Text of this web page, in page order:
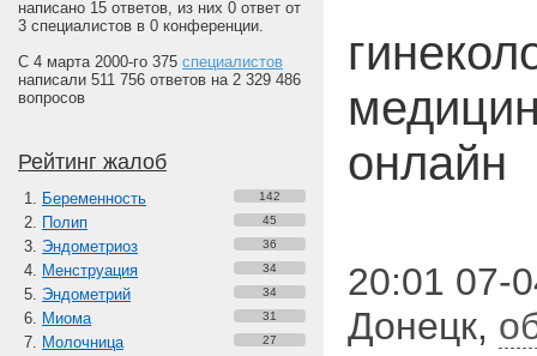
написано 15 ответов, из них 0 ответ от
3 специалистов в 0 конференции.
С 4 марта 2000-го 375 специалистов
написали 511 756 ответов на 2 329 486
вопросов
Рейтинг жалоб
Беременность 142
Полип 45
Эндометриоз 36
Менструация 34
Эндометрий 34
Миома 31
Молочница 27
онлайн
20:01 07-
Донецк,